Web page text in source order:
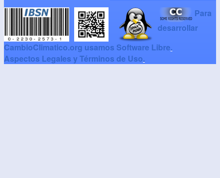
Para
desarrollar
CambioClimatico.org usamos Software Libre.
Aspectos Legales y Términos de Uso.